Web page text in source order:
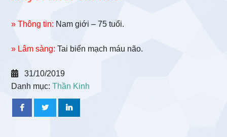
» Thông tin: Nam giới – 75 tuổi.
» Lâm sàng: Tai biến mạch máu não.
31/10/2019
Danh mục:Thần Kinh